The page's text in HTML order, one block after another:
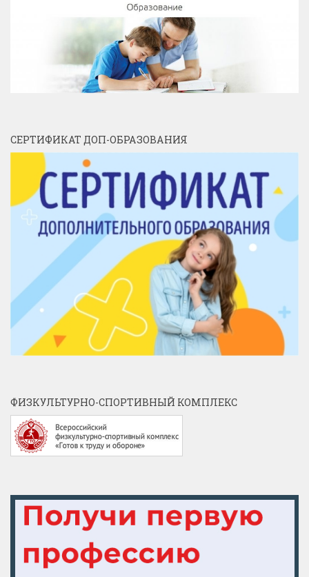
СЕРТИФИКАТ ДОП-ОБРАЗОВАНИЯ
ФИЗКУЛЬТУРНО-СПОРТИВНЫЙ КОМПЛЕКС